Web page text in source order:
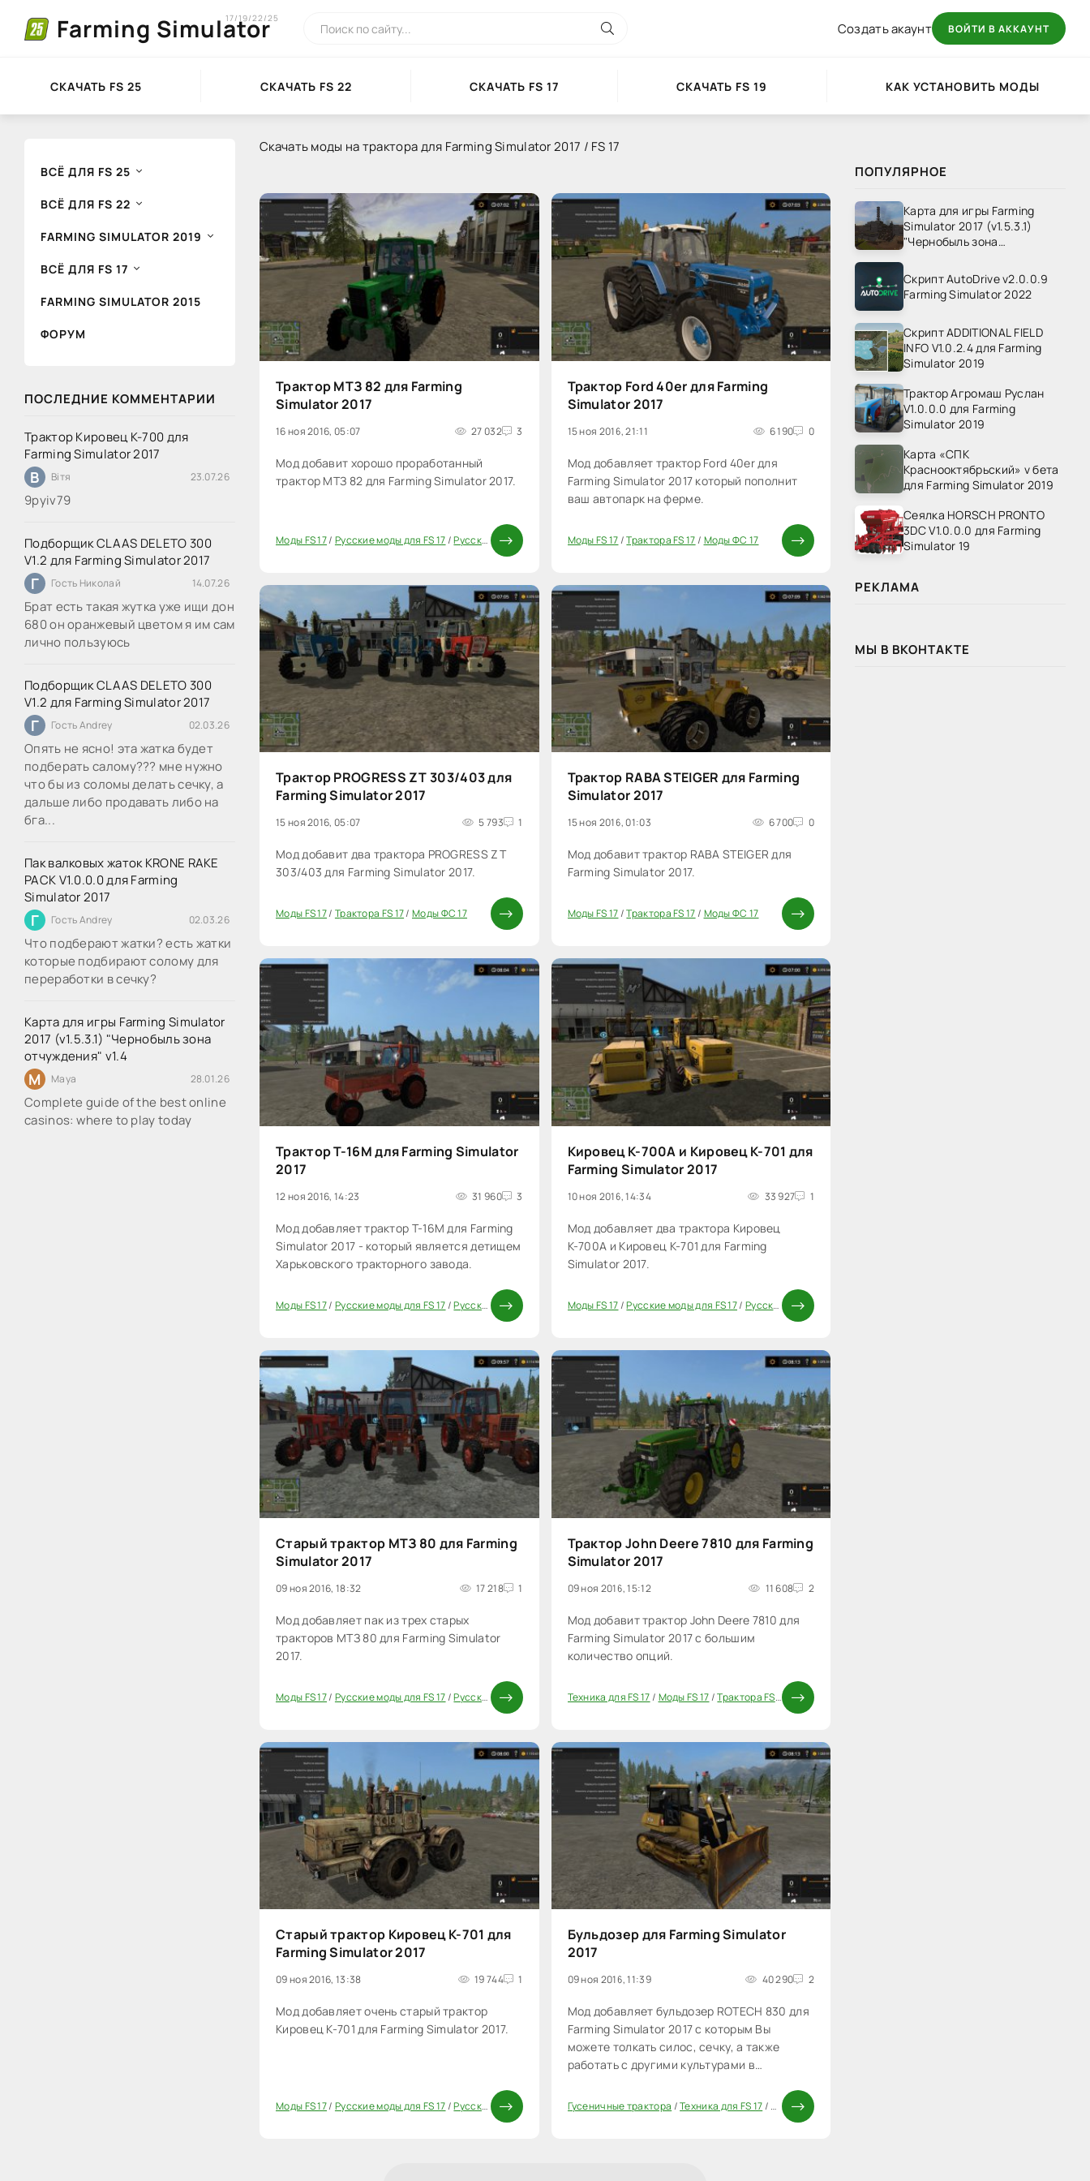
Farming Simulator
17/19/22/25
Создать акаунт ВОЙТИ В АККАУНТ
СКАЧАТЬ FS 25 СКАЧАТЬ FS 22 СКАЧАТЬ FS 17 СКАЧАТЬ FS 19 КАК УСТАНОВИТЬ МОДЫ
ВСЁ ДЛЯ FS 25
ВСЁ ДЛЯ FS 22
FARMING SIMULATOR 2019
ВСЁ ДЛЯ FS 17
FARMING SIMULATOR 2015
ФОРУМ
ПОСЛЕДНИЕ КОММЕНТАРИИ
Трактор Кировец К-700 для
Farming Simulator 2017
В Вітя 23.07.26
9руіv79
Подборщик CLAAS DELETO 300
V1.2 для Farming Simulator 2017
Г Гость Николай 14.07.26
Брат есть такая жутка уже ищи дон
680 он оранжевый цветом я им сам
лично пользуюсь
Подборщик CLAAS DELETO 300
V1.2 для Farming Simulator 2017
Г Гость Andrey 02.03.26
Опять не ясно! эта жатка будет
подберать салому??? мне нужно
что бы из соломы делать сечку, а
дальше либо продавать либо на
бга...
Пак валковых жаток KRONE RAKE
PACK V1.0.0.0 для Farming
Simulator 2017
Г Гость Andrey 02.03.26
Что подберают жатки? есть жатки
которые подбирают солому для
переработки в сечку?
Карта для игры Farming Simulator
2017 (v1.5.3.1) "Чернобыль зона
отчуждения" v1.4
M Maya 28.01.26
Complete guide of the best online
casinos: where to play today
Скачать моды на трактора для Farming Simulator 2017 / FS 17
Трактор МТЗ 82 для Farming
Simulator 2017
16 ноя 2016, 05:07 27 032 3
Мод добавит хорошо проработанный
трактор МТЗ 82 для Farming Simulator 2017.
20
Моды FS 17/ Русские моды для FS 17/Русская техника FS 17 Трактора FS 17/Моды ФС 17
Трактор Ford 40er для Farming
Simulator 2017
15 ноя 2016, 21:11 6 190 0
Мод добавляет трактор Ford 40er для
Farming Simulator 2017 который пополнит
ваш автопарк на ферме.
20
Моды FS 17/Трактора FS 17/ Моды ФС 17
Трактор PROGRESS ZT 303/403 для
Farming Simulator 2017
15 ноя 2016, 05:07 5 793 1
Мод добавит два трактора PROGRESS ZT
303/403 для Farming Simulator 2017.
Моды FS 17/ Трактора FS 17/Моды ФС 17
Трактор RABA STEIGER для Farming
Simulator 2017
15 ноя 2016, 01:03 6 700 0
Мод добавит трактор RABA STEIGER для
Farming Simulator 2017.
20
Моды FS 17/Трактора FS 17/ Моды ФС 17
Трактор Т-16М для Farming Simulator
2017
12 ноя 2016, 14:23 31 960 3
Мод добавляет трактор Т-16М для Farming
Simulator 2017 - который является детищем
Харьковского тракторного завода.
Моды FS 17/ Русские моды для FS 17/Русская техника FS 17 Трактора FS 17/Моды ФС 17
Кировец К-700А и Кировец К-701 для
Farming Simulator 2017
10 ноя 2016, 14:34 33 927 1
Мод добавляет два трактора Кировец
К-700А и Кировец К-701 для Farming
Simulator 2017.
20
Моды FS 17/Русские моды для FS 17/ Русская техника FS 17
Старый трактор МТЗ 80 для Farming
Simulator 2017
09 ноя 2016, 18:32 17 218 1
Мод добавляет пак из трех старых
тракторов МТЗ 80 для Farming Simulator
2017.
Моды FS 17/ Русские моды для FS 17/Русская техника FS 17 Трактора FS 17/Моды ФС 17
Трактор John Deere 7810 для Farming
Simulator 2017
09 ноя 2016, 15:12 11 608 2
Мод добавит трактор John Deere 7810 для
Farming Simulator 2017 с большим
количество опций.
20
Техника для FS 17/ Моды FS 17/Трактора FS 17 /Моды ФС 17
Старый трактор Кировец К-701 для
Farming Simulator 2017
09 ноя 2016, 13:38 19 744 1
Мод добавляет очень старый трактор
Кировец К-701 для Farming Simulator 2017.
Моды FS 17/ Русские моды для FS 17/Русская техника FS 17 Трактора FS 17/Моды ФС 17
Бульдозер для Farming Simulator
2017
09 ноя 2016, 11:39 40 290 2
Мод добавляет бульдозер ROTECH 830 для
Farming Simulator 2017 с которым Вы
можете толкать силос, сечку, а также
работать с другими культурами в
20
Гусеничные трактора /Техника для FS 17/ Моды FS 17
ПОПУЛЯРНОЕ
Карта для игры Farming
Simulator 2017 (v1.5.3.1)
"Чернобыль зона
Скрипт AutoDrive v2.0.0.9
Farming Simulator 2022
Скрипт ADDITIONAL FIELD
INFO V1.0.2.4 для Farming
Simulator 2019
Трактор Агромаш Руслан
V1.0.0.0 для Farming
Simulator 2019
Карта «СПК
Краснооктябрьский» v бета
для Farming Simulator 2019
Сеялка HORSCH PRONTO
3DC V1.0.0.0 для Farming
Simulator 19
РЕКЛАМА
МЫ В ВКОНТАКТЕ